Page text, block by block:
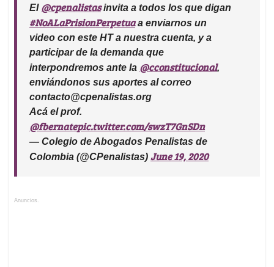
El @cpenalistasinvita a todos los que digan
#NoALaPrisionPerpetuaa enviarnos un
video con este HT a nuestra cuenta, y a
participar de la demanda que
interpondremos ante la @cconstitucional,
enviándonos sus aportes al correo
contacto@cpenalistas.org
Acá el prof.
@fbernatepic.twitter.com/swzT7GnSDn
— Colegio de Abogados Penalistas de
Colombia (@CPenalistas) June 19, 2020
Anuncios.